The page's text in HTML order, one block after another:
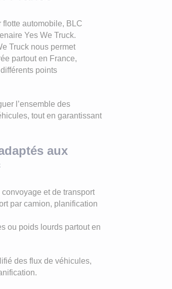
C3
208
Clio
automobile, BLC
Yes We Truck.
Truck nous permet
partout en France,
points
l’ensemble des
tout en garantissant
aux
et de transport
par camion, planification
ou poids lourds partout en
des flux de véhicules,